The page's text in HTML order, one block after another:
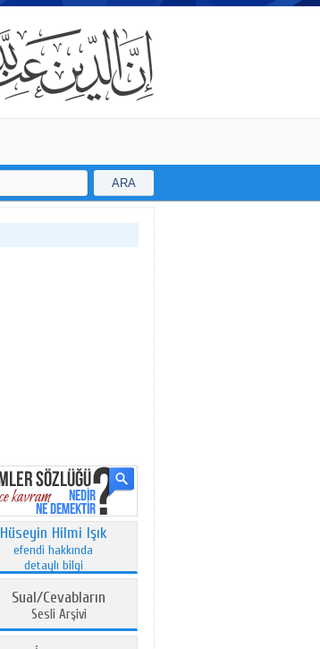
ARA
Hüseyin Hilmi Işık
efendi hakkında
detaylı bilgi
Sual/Cevabların
Sesli Arşivi